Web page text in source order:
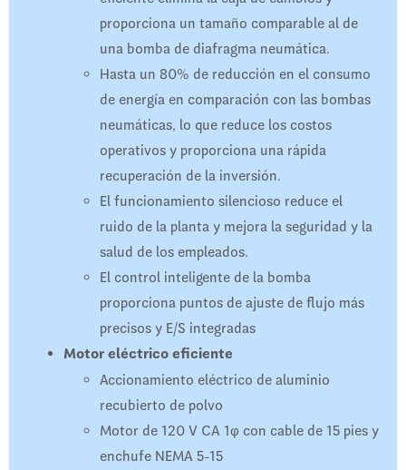
proporciona un tamaño comparable al de
una bomba de diafragma neumática.
Hasta un 80% de reducción en el consumo
de energía en comparación con las bombas
neumáticas, lo que reduce los costos
operativos y proporciona una rápida
recuperación de la inversión.
El funcionamiento silencioso reduce el
ruido de la planta y mejora la seguridad y la
salud de los empleados.
El control inteligente de la bomba
proporciona puntos de ajuste de flujo más
precisos y E/S integradas
Motor eléctrico eficiente
Accionamiento eléctrico de aluminio
recubierto de polvo
Motor de 120 V CA 1φ con cable de 15 pies y
enchufe NEMA 5-15